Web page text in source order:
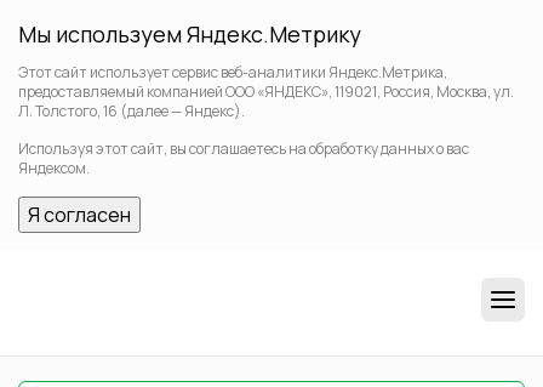
Мы используем Яндекс.Метрику
Этот сайт использует сервис веб-аналитики Яндекс.Метрика,
предоставляемый компанией ООО «ЯНДЕКС», 119021, Россия, Москва, ул.
Л. Толстого, 16 (далее — Яндекс).
Используя этот сайт, вы соглашаетесь на обработку данных о вас
Яндексом.
Я согласен